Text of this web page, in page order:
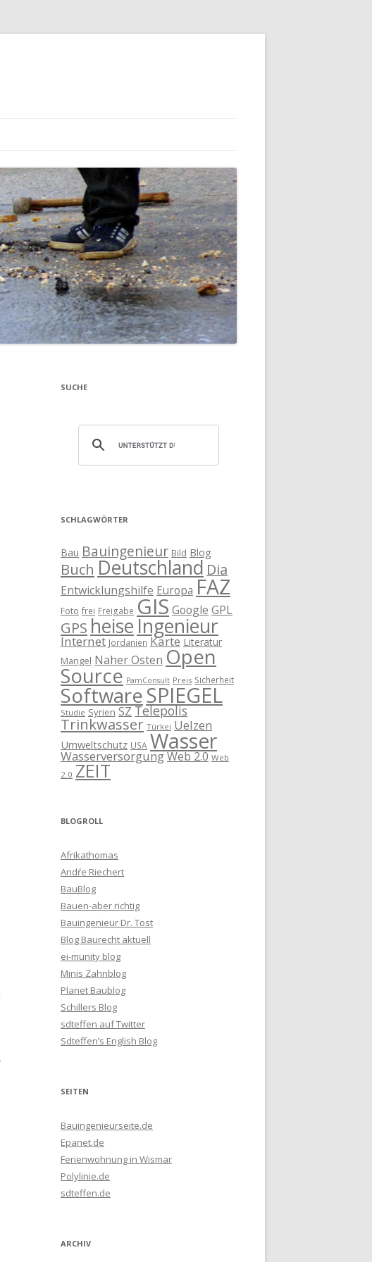
SUCHE
SCHLAGWÖRTER
Bau Bauingenieur Bild Blog
Buch Deutschland Dia
Entwicklungshilfe Europa FAZ
Foto frei Freigabe GIS Google GPL
GPS heise Ingenieur
Internet Jordanien Karte Literatur
Mangel Naher Osten Open
Source PamConsult Preis Sicherheit
SoftwareSPIEGEL
Studie Syrien SZ Telepolis
Trinkwasser Türkei Uelzen
Umweltschutz USA Wasser
WasserversorgungWeb 2.0 Web
2.0 ZEIT
BLOGROLL
Afrikathomas
Andŕe Riechert
BauBlog
Bauen-aber richtig
Bauingenieur Dr. Tost
Blog Baurecht aktuell
ei-munity blog
Minis Zahnblog
Planet Baublog
Schillers Blog
sdteffen auf Twitter
Sdteffen’s English Blog
SEITEN
Bauingenieurseite.de
Epanet.de
Ferienwohnung in Wismar
Polylinie.de
sdteffen.de
ARCHIV